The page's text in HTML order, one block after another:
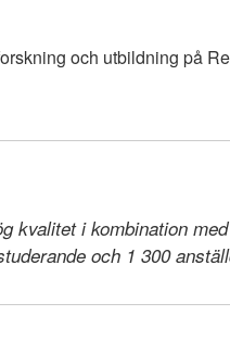
och utbildning på
kvalitet i kombination
och 1 300